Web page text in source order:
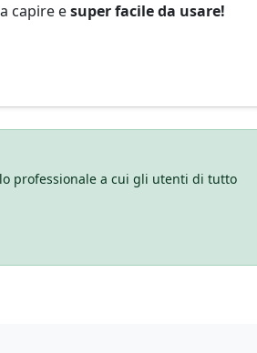
capire esuper facile da usare!
professionale a cui gli utenti di tutto